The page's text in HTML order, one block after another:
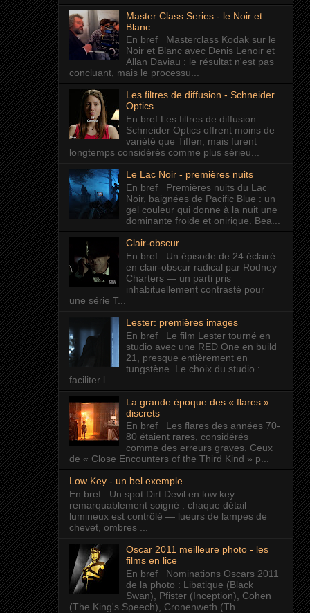
Master Class Series - le Noir et
Blanc
En bref Masterclass Kodak sur le
Noir et Blanc avec Denis Lenoir et
Allan Daviau : le résultat n'est pas
concluant, mais le processu...
Les filtres de diffusion - Schneider
Optics
En bref Les filtres de diffusion
Schneider Optics offrent moins de
variété que Tiffen, mais furent
longtemps considérés comme plus sérieu...
Le Lac Noir - premières nuits
En bref Premières nuits du Lac
Noir, baignées de Pacific Blue : un
gel couleur qui donne à la nuit une
dominante froide et onirique. Bea...
Clair-obscur
En bref Un épisode de 24 éclairé
en clair-obscur radical par Rodney
Charters — un parti pris
inhabituellement contrasté pour
une série T...
Lester: premières images
En bref Le film Lester tourné en
studio avec une RED One en build
21, presque entièrement en
tungstène. Le choix du studio :
faciliter l...
La grande époque des « flares »
discrets
En bref Les flares des années 70-
80 étaient rares, considérés
comme des erreurs graves. Ceux
de « Close Encounters of the Third Kind » p...
Low Key - un bel exemple
En bref Un spot Dirt Devil en low key
remarquablement soigné : chaque détail
lumineux est contrôlé — lueurs de lampes de
chevet, ombres ...
Oscar 2011 meilleure photo - les
films en lice
En bref Nominations Oscars 2011
de la photo : Libatique (Black
Swan), Pfister (Inception), Cohen
(The King's Speech), Cronenweth (Th...